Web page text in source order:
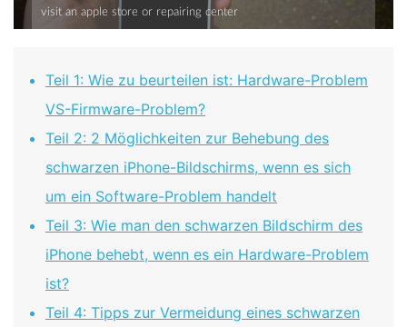
Teil 1: Wie zu beurteilen ist: Hardware-Problem
VS-Firmware-Problem?
Teil 2: 2 Möglichkeiten zur Behebung des
schwarzen iPhone-Bildschirms, wenn es sich
um ein Software-Problem handelt
Teil 3: Wie man den schwarzen Bildschirm des
iPhone behebt, wenn es ein Hardware-Problem
ist?
Teil 4: Tipps zur Vermeidung eines schwarzen